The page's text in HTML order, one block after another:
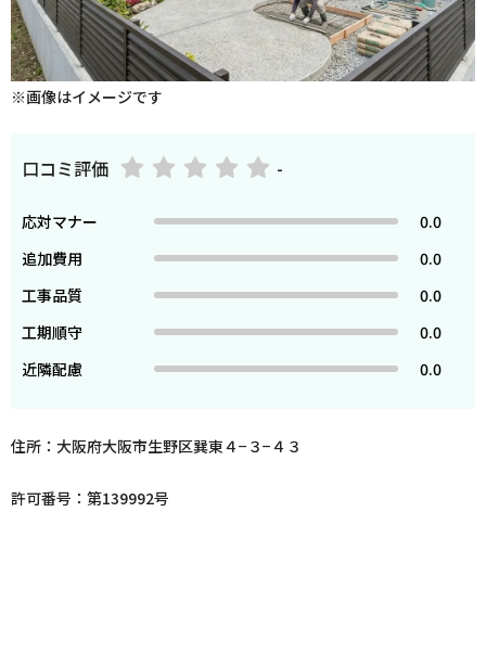
※画像はイメージです
口コミ評価 -
応対マナー
0.0
追加費用
0.0
工事品質
0.0
工期順守
0.0
近隣配慮
0.0
住所：大阪府大阪市生野区巽東４−３−４３
許可番号：第139992号